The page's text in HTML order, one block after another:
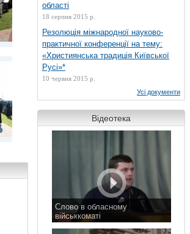
області
18 серпня 2015 р.
Резолюція міжнародної науково-
практичної конференції на тему:
«Християнська традиція Київської
Русі»*
10 червня 2015 р.
Усі документи
Відеотека
Слово в обласному
військкоматі